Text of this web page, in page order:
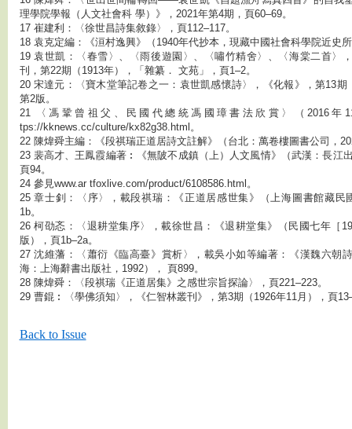
理學院學報（人文社會科 學）》，2021年第4期，頁60–69。
17 崔建利：〈徐世昌詩集敘錄〉，頁112–117。
18 袁克定編：《洹村逸興》（1940年代抄本，現藏中國社會科學院近史
19 袁世凱：〈春雪〉、〈雨後遊園〉、〈嘯竹精舍〉、〈海棠二首〉
刊，第22期（1913年），「雜纂． 文苑」，頁1–2。
20 宋達元：〈寶木堂筆記卷之一：袁世凱感懷詩〉，《化報》，第13期
第2版。
21 〈馮鞏曾祖父、民國代總統馮國璋書法欣賞〉（2016年
tps://kknews.cc/culture/kx82g38.html。
22 陳煒舜主編：《段祺瑞正道居詩文註解》（台北：萬卷樓圖書公司，
23 裴高才、王鳳霞編著︰《無陂不成鎮（上）人文風情》（武漢：長江
頁94。
24 參見www.ar tfoxlive.com/product/6108586.html。
25 章士釗：〈序〉，載段祺瑞：《正道居感世集》（上海圖書館藏民
1b。
26 柯劭忞：〈退耕堂集序〉，載徐世昌：《退耕堂集》（民國七年［
版），頁1b–2a。
27 沈維藩：〈蕭衍《臨高臺》賞析〉，載吳小如等編著：《漢魏六朝
海：上海辭書出版社，1992）， 頁899。
28 陳煒舜：〈段祺瑞《正道居集》之感世宗旨探論〉，頁221–223。
29 曹錕︰〈學佛須知〉，《仁智林叢刊》，第3期（1926年11月），頁
Back to Issue